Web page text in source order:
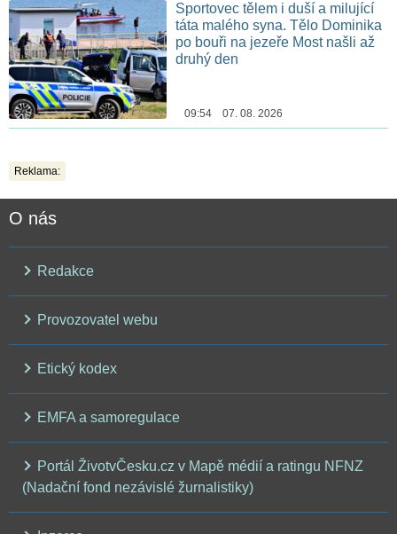
Sportovec tělem i duší a milující
táta malého syna. Tělo Dominika
po bouři na jezeře Most našli až
druhý den
09:54 07. 08. 2026
Reklama:
O nás
Redakce
Provozovatel webu
Etický kodex
EMFA a samoregulace
Portál ŽivotvČesku.cz v Mapě médií a ratingu NFNZ
(Nadační fond nezávislé žurnalistiky)